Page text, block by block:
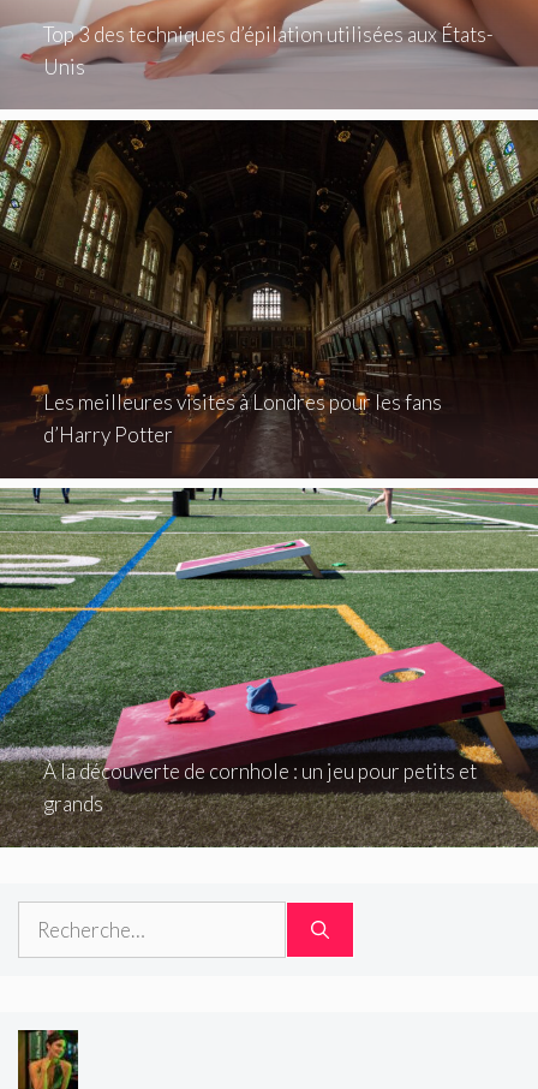
Top 3 des techniques d’épilation utilisées aux États-
Unis
Les meilleures visites à Londres pour les fans
d’Harry Potter
À la découverte de cornhole : un jeu pour petits et
grands
Rechercher :